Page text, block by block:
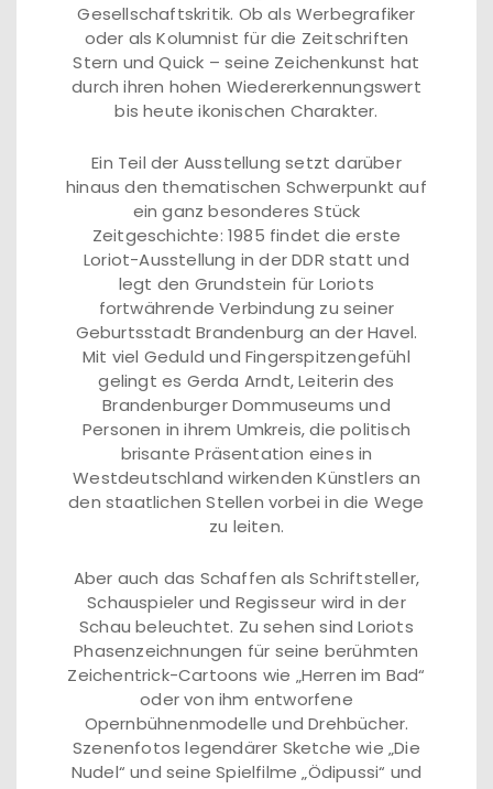
Gesellschaftskritik. Ob als Werbegrafiker
oder als Kolumnist für die Zeitschriften
Stern und Quick – seine Zeichenkunst hat
durch ihren hohen Wiedererkennungswert
bis heute ikonischen Charakter.
Ein Teil der Ausstellung setzt darüber
hinaus den thematischen Schwerpunkt auf
ein ganz besonderes Stück
Zeitgeschichte: 1985 findet die erste
Loriot-Ausstellung in der DDR statt und
legt den Grundstein für Loriots
fortwährende Verbindung zu seiner
Geburtsstadt Brandenburg an der Havel.
Mit viel Geduld und Fingerspitzengefühl
gelingt es Gerda Arndt, Leiterin des
Brandenburger Dommuseums und
Personen in ihrem Umkreis, die politisch
brisante Präsentation eines in
Westdeutschland wirkenden Künstlers an
den staatlichen Stellen vorbei in die Wege
zu leiten.
Aber auch das Schaffen als Schriftsteller,
Schauspieler und Regisseur wird in der
Schau beleuchtet. Zu sehen sind Loriots
Phasenzeichnungen für seine berühmten
Zeichentrick-Cartoons wie „Herren im Bad“
oder von ihm entworfene
Opernbühnenmodelle und Drehbücher.
Szenenfotos legendärer Sketche wie „Die
Nudel“ und seine Spielfilme „Ödipussi“ und